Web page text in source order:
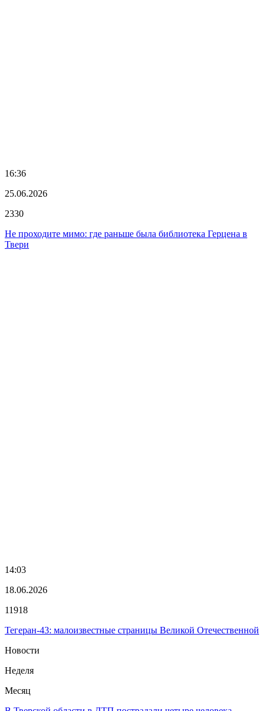
16:36
25.06.2026
2330
Не проходите мимо: где раньше была библиотека Герцена в
Твери
14:03
18.06.2026
11918
Тегеран-43: малоизвестные страницы Великой Отечественной
Новости
Неделя
Месяц